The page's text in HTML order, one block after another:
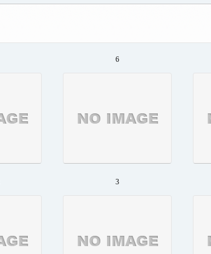
6
3